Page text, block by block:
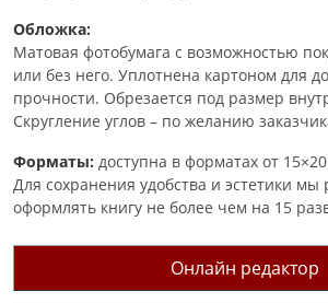
Обложка:
Матовая фотобумага с возможностью
или без него. Уплотнена картоном для
прочности. Обрезается под размер
Скругление углов – по желанию
Форматы: доступна в форматах от
Для сохранения удобства и эстетики мы
оформлять книгу не более чем на 15
Онлайн редактор